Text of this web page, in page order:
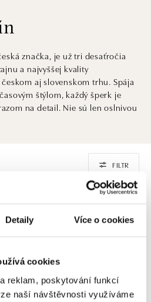
Detaily Více o cookies
cookies
reklam, poskytování funkcí
naší návštěvnosti využíváme
značka, je už tri desaťročia
a najvyššej kvality
aj slovenskom trhu. Spája
štýlom, každý šperk je
na detail. Nie sú len oslnivou
krásy, ktorá pretrvá generácie
FILTR